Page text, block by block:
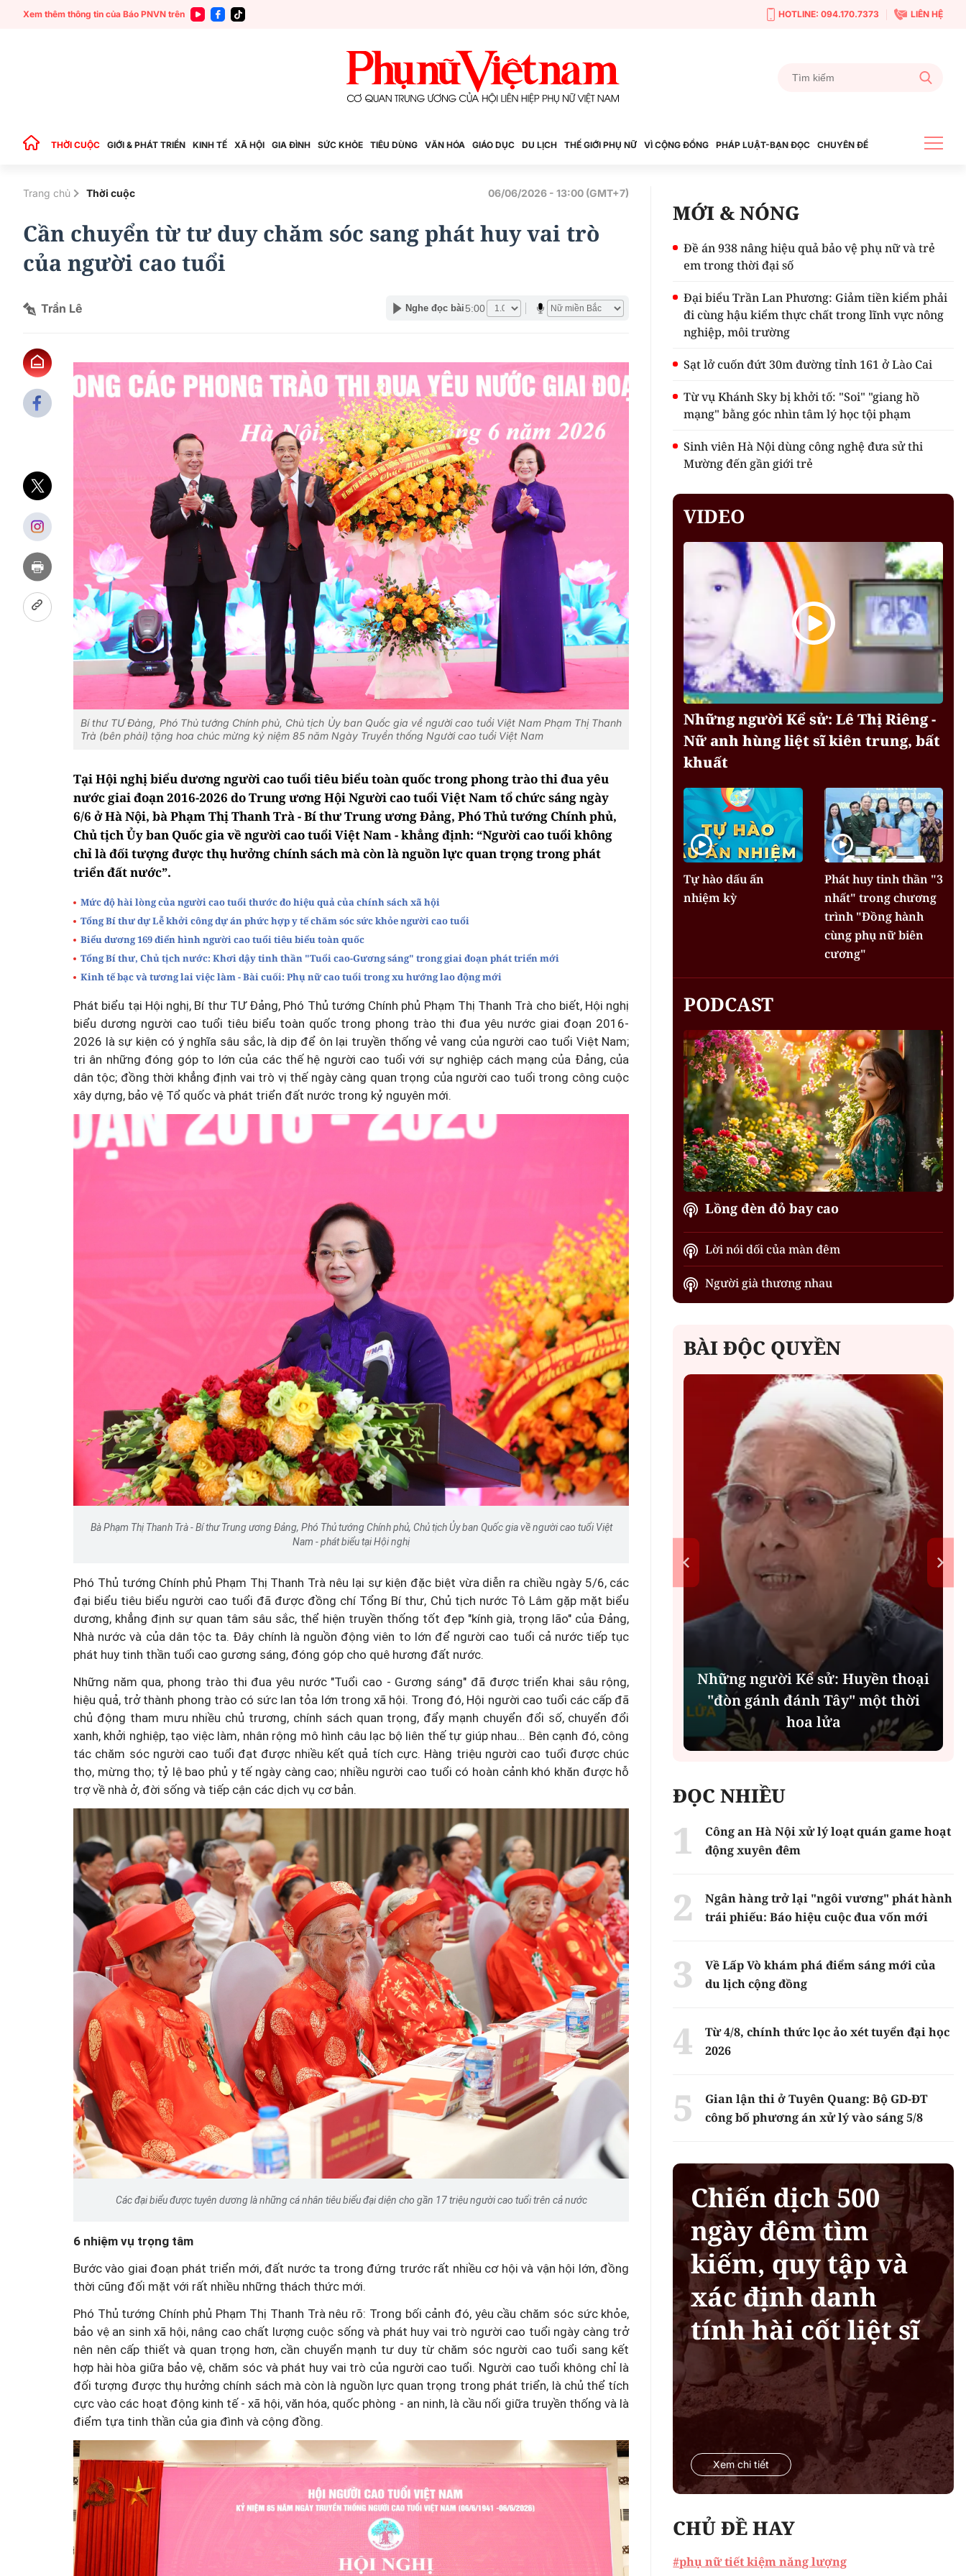
Xem thêm thông tin của Báo PNVN trên HOTLINE: 094.170.7373 LIÊN HỆ
THỜI CUỘC GIỚI & PHÁT TRIỂN KINH TẾ XÃ HỘI GIA ĐÌNH SỨC KHỎE TIÊU DÙNG VĂN HÓA GIÁO DỤC DU LỊCH THẾ GIỚI PHỤ NỮ VÌ CỘNG ĐỒNG PHÁP LUẬT-BẠN ĐỌC CHUYÊN ĐỀ
Trang chủ Thời cuộc 06/06/2026 - 13:00 (GMT+7)
Cần chuyển từ tư duy chăm sóc sang phát huy vai trò
của người cao tuổi
Trần Lê Nghe đọc bài 5:00
Bí thư TƯ Đảng, Phó Thủ tướng Chính phủ, Chủ tịch Ủy ban Quốc gia về người cao tuổi Việt Nam Phạm Thị Thanh
Trà (bên phải) tặng hoa chúc mừng kỷ niệm 85 năm Ngày Truyền thống Người cao tuổi Việt Nam
Tại Hội nghị biểu dương người cao tuổi tiêu biểu toàn quốc trong phong trào thi đua yêu
nước giai đoạn 2016-2026 do Trung ương Hội Người cao tuổi Việt Nam tổ chức sáng ngày
6/6 ở Hà Nội, bà Phạm Thị Thanh Trà - Bí thư Trung ương Đảng, Phó Thủ tướng Chính phủ,
Chủ tịch Ủy ban Quốc gia về người cao tuổi Việt Nam - khẳng định: “Người cao tuổi không
chỉ là đối tượng được thụ hưởng chính sách mà còn là nguồn lực quan trọng trong phát
triển đất nước”.
Mức độ hài lòng của người cao tuổi thước đo hiệu quả của chính sách xã hội
Tổng Bí thư dự Lễ khởi công dự án phức hợp y tế chăm sóc sức khỏe người cao tuổi
Biểu dương 169 điển hình người cao tuổi tiêu biểu toàn quốc
Tổng Bí thư, Chủ tịch nước: Khơi dậy tinh thần "Tuổi cao-Gương sáng" trong giai đoạn phát triển mới
Kinh tế bạc và tương lai việc làm - Bài cuối: Phụ nữ cao tuổi trong xu hướng lao động mới
Phát biểu tại Hội nghị, Bí thư TƯ Đảng, Phó Thủ tướng Chính phủ Phạm Thị Thanh Trà cho biết, Hội nghị
biểu dương người cao tuổi tiêu biểu toàn quốc trong phong trào thi đua yêu nước giai đoạn 2016-
2026 là sự kiện có ý nghĩa sâu sắc, là dịp để ôn lại truyền thống vẻ vang của người cao tuổi Việt Nam;
tri ân những đóng góp to lớn của các thế hệ người cao tuổi với sự nghiệp cách mạng của Đảng, của
dân tộc; đồng thời khẳng định vai trò vị thế ngày càng quan trọng của người cao tuổi trong công cuộc
xây dựng, bảo vệ Tổ quốc và phát triển đất nước trong kỷ nguyên mới.
Bà Phạm Thị Thanh Trà - Bí thư Trung ương Đảng, Phó Thủ tướng Chính phủ, Chủ tịch Ủy ban Quốc gia về người cao tuổi Việt
Nam - phát biểu tại Hội nghị
Phó Thủ tướng Chính phủ Phạm Thị Thanh Trà nêu lại sự kiện đặc biệt vừa diễn ra chiều ngày 5/6, các
đại biểu tiêu biểu người cao tuổi đã được đồng chí Tổng Bí thư, Chủ tịch nước Tô Lâm gặp mặt biểu
dương, khẳng định sự quan tâm sâu sắc, thể hiện truyền thống tốt đẹp "kính già, trọng lão" của Đảng,
Nhà nước và của dân tộc ta. Đây chính là nguồn động viên to lớn để người cao tuổi cả nước tiếp tục
phát huy tinh thần tuổi cao gương sáng, đóng góp cho quê hương đất nước.
Những năm qua, phong trào thi đua yêu nước "Tuổi cao - Gương sáng" đã được triển khai sâu rộng,
hiệu quả, trở thành phong trào có sức lan tỏa lớn trong xã hội. Trong đó, Hội người cao tuổi các cấp đã
chủ động tham mưu nhiều chủ trương, chính sách quan trọng, đẩy mạnh chuyển đổi số, chuyển đổi
xanh, khởi nghiệp, tạo việc làm, nhân rộng mô hình câu lạc bộ liên thế tự giúp nhau... Bên cạnh đó, công
tác chăm sóc người cao tuổi đạt được nhiều kết quả tích cực. Hàng triệu người cao tuổi được chúc
thọ, mừng thọ; tỷ lệ bao phủ y tế ngày càng cao; nhiều người cao tuổi có hoàn cảnh khó khăn được hỗ
trợ về nhà ở, đời sống và tiếp cận các dịch vụ cơ bản.
Các đại biểu được tuyên dương là những cá nhân tiêu biểu đại diện cho gần 17 triệu người cao tuổi trên cả nước
6 nhiệm vụ trọng tâm
Bước vào giai đoạn phát triển mới, đất nước ta trong đứng trước rất nhiều cơ hội và vận hội lớn, đồng
thời cũng đối mặt với rất nhiều những thách thức mới.
Phó Thủ tướng Chính phủ Phạm Thị Thanh Trà nêu rõ: Trong bối cảnh đó, yêu cầu chăm sóc sức khỏe,
bảo vệ an sinh xã hội, nâng cao chất lượng cuộc sống và phát huy vai trò người cao tuổi ngày càng trở
nên nên cấp thiết và quan trọng hơn, cần chuyển mạnh tư duy từ chăm sóc người cao tuổi sang kết
hợp hài hòa giữa bảo vệ, chăm sóc và phát huy vai trò của người cao tuổi. Người cao tuổi không chỉ là
đối tượng được thụ hưởng chính sách mà còn là nguồn lực quan trọng trong phát triển, là chủ thể tích
cực vào các hoạt động kinh tế - xã hội, văn hóa, quốc phòng - an ninh, là cầu nối giữa truyền thống và là
điểm tựa tinh thần của gia đình và cộng đồng.
MỚI & NÓNG
Đề án 938 nâng hiệu quả bảo vệ phụ nữ và trẻ
em trong thời đại số
Đại biểu Trần Lan Phương: Giảm tiền kiểm phải
đi cùng hậu kiểm thực chất trong lĩnh vực nông
nghiệp, môi trường
Sạt lở cuốn đứt 30m đường tỉnh 161 ở Lào Cai
Từ vụ Khánh Sky bị khởi tố: "Soi" "giang hồ
mạng" bằng góc nhìn tâm lý học tội phạm
Sinh viên Hà Nội dùng công nghệ đưa sử thi
Mường đến gần giới trẻ
VIDEO
Những người Kể sử: Lê Thị Riêng -
Nữ anh hùng liệt sĩ kiên trung, bất
khuất
Tự hào dấu ấn
nhiệm kỳ
Phát huy tinh thần "3
nhất" trong chương
trình "Đồng hành
cùng phụ nữ biên
cương"
PODCAST
Lồng đèn đỏ bay cao
Lời nói dối của màn đêm
Người già thương nhau
BÀI ĐỘC QUYỀN
Vai trò của Hội LHPN Việt Nam
trong thúc đẩy tiến trình chuyển
đổi số quốc gia và phát triển công
dân số
Tín hiệu nợ phía sau lợi nhuận
tăng mạnh của MBBank
Những người Kể sử: Huyền thoại
"đòn gánh đánh Tây" một thời
hoa lửa
ĐỌC NHIỀU
Công an Hà Nội xử lý loạt quán game hoạt
động xuyên đêm
Ngân hàng trở lại "ngôi vương" phát hành
trái phiếu: Báo hiệu cuộc đua vốn mới
Về Lấp Vò khám phá điểm sáng mới của
du lịch cộng đồng
Từ 4/8, chính thức lọc ảo xét tuyển đại học
2026
Gian lận thi ở Tuyên Quang: Bộ GD-ĐT
công bố phương án xử lý vào sáng 5/8
Chiến dịch 500
ngày đêm tìm
kiếm, quy tập và
xác định danh
tính hài cốt liệt sĩ
Xem chi tiết
CHỦ ĐỀ HAY
#phụ nữ tiết kiệm năng lượng